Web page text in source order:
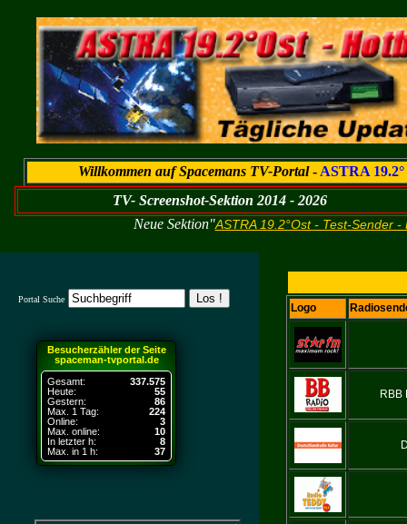
Willkommen auf Spacemans TV-Portal- ASTRA 19.2°
TV- Screenshot-Sektion 2014 - 2026
Neue Sektion"ASTRA 19.2°Ost - Test-Sender
Portal Suche
Besucherzähler der Seite
spaceman-tvportal.de
Gesamt:
337.575
Heute:
55
Gestern:
86
Max. 1 Tag:
224
Online:
3
Max. online:
10
In letzter h:
8
Max. in 1 h:
37
Logo
RBB